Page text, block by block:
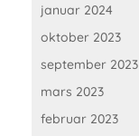
januar 2024
oktober 2023
september 2023
mars 2023
februar 2023